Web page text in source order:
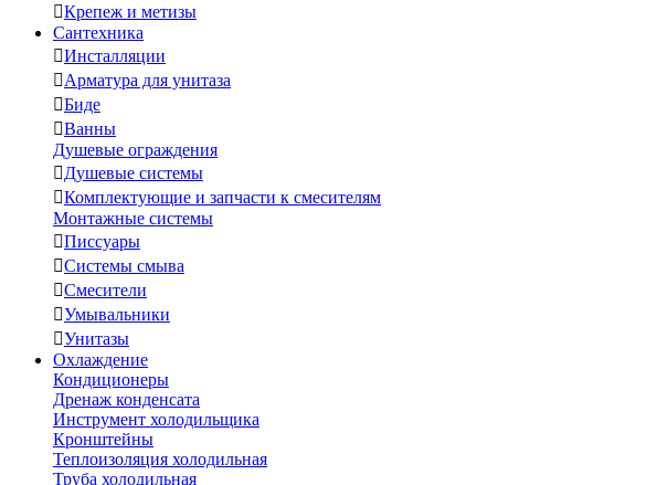
Крепеж и метизы
Сантехника
Инсталляции
Арматура для унитаза
Биде
Ванны
Душевые ограждения
Душевые системы
Комплектующие и запчасти к смесителям
Монтажные системы
Писсуары
Системы смыва
Смесители
Умывальники
Унитазы
Охлаждение
Кондиционеры
Дренаж конденсата
Инструмент холодильщика
Кронштейны
Теплоизоляция холодильная
Труба холодильная